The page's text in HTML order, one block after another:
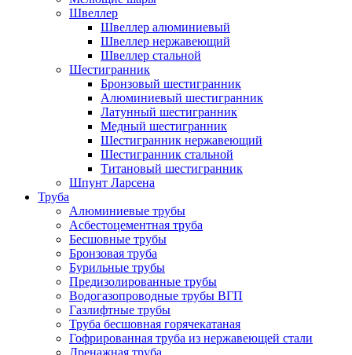
Швеллер
Швеллер алюминиевый
Швеллер нержавеющий
Швеллер стальной
Шестигранник
Бронзовый шестигранник
Алюминиевый шестигранник
Латунный шестигранник
Медный шестигранник
Шестигранник нержавеющий
Шестигранник стальной
Титановый шестигранник
Шпунт Ларсена
Труба
Алюминиевые трубы
Асбестоцементная труба
Бесшовные трубы
Бронзовая труба
Бурильные трубы
Предизолированные трубы
Водогазопроводные трубы ВГП
Газлифтные трубы
Труба бесшовная горячекатаная
Гофрированная труба из нержавеющей стали
Дренажная труба